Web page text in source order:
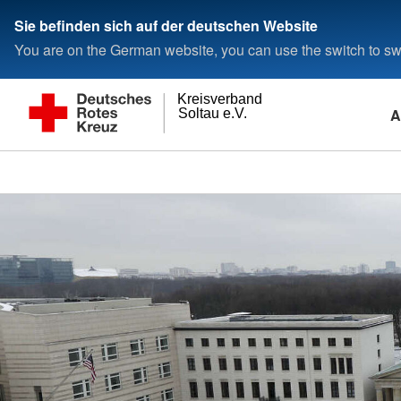
Sie befinden sich auf der deutschen Website
You are on the German website, you can use the switch to
Soltau e.V.
Kreisverband